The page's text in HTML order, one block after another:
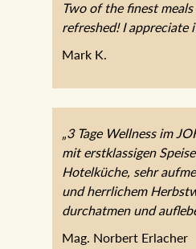
hotel experience ever.
Two of the finest meals
„3 Tage Wellness im
verbunden mit
der Hotelküche, sehr
Service und herrlichem